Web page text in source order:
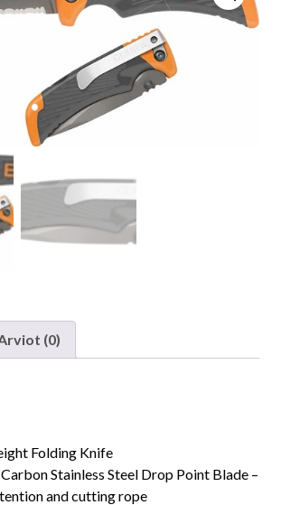
(0)
Folding Knife
Stainless Steel Drop Point Blade –
and cutting rope